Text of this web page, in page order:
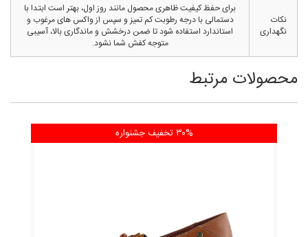
نکات
نگهداری
برای حفظ کیفیت ظاهری محصول مانند روز اول، بهتر است ابتدا با
دستمالی با درجه رطوبت کم تمیز و سپس از واکس های مرغوب و
استاندارد استفاده شود تا ضمن درخشش و ماندگاری بالا، آسیبی
متوجه کفش شما نشود.
محصولات مرتبط
۳۰% تخفیف جشنواره